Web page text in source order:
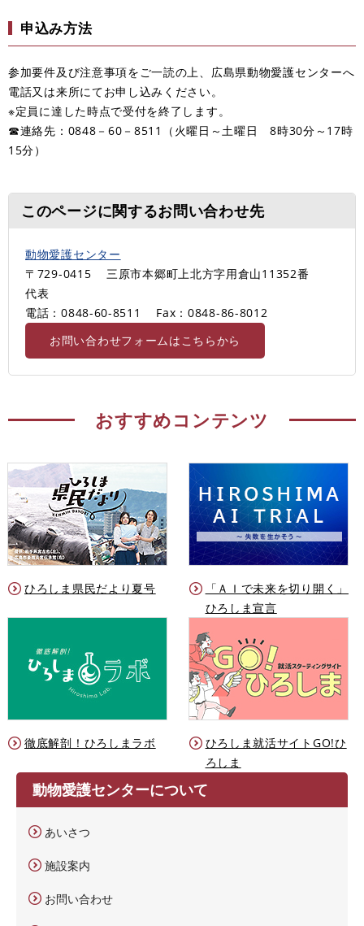
申込み方法
参加要件及び注意事項をご一読の上、広島県動物愛護センターへ
電話又は来所にてお申し込みください。
※定員に達した時点で受付を終了します。
☎連絡先：0848－60－8511（火曜日～土曜日 8時30分～17時
15分）
このページに関するお問い合わせ先
動物愛護センター
〒729-0415
三原市本郷町上北方字用倉山11352番
代表
電話：0848-60-8511
Fax：0848-86-8012
お問い合わせフォームはこちらから
おすすめコンテンツ
ひろしま県民だより夏号
「ＡＩで未来を切り開く」
ひろしま宣言
徹底解剖！ひろしまラボ
ひろしま就活サイトGO!ひ
ろしま
動物愛護センターについて
あいさつ
施設案内
お問い合わせ